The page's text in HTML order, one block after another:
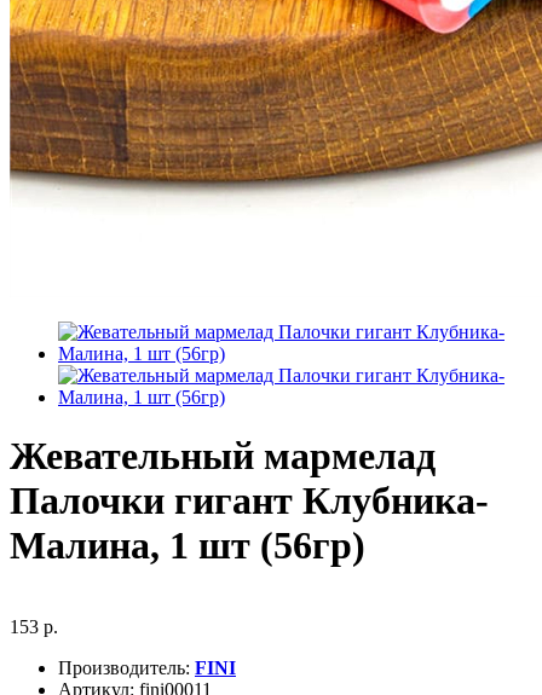
Жевательный мармелад
Палочки гигант Клубника-
Малина, 1 шт (56гр)
153 р.
Производитель: FINI
Артикул: fini00011